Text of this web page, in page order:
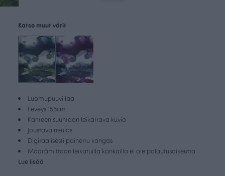
Luomupuuvillaa
Leveys 155cm
Kahteen suuntaan leikattava kuvio
Joustava neulos
Digitaalisesti painettu kangas
Määrämittaan leikatuilla kankailla ei ole palautusoikeutta
Lue lisää
Katso muut värit